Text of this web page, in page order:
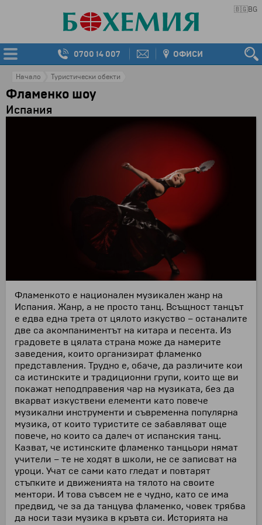
🇧🇬BG
0700 14 007 ОФИСИ
Начало Туристически обекти
Фламенко шоу
Испания
Фламенкото е национален музикален жанр на
Испания. Жанр, а не просто танц. Всъщност танцът
е едва една трета от цялото изкуство – останалите
две са акомпаниментът на китара и песента. Из
градовете в цялата страна може да намерите
заведения, които организират фламенко
представления. Трудно е, обаче, да различите кои
са истинските и традиционни групи, които ще ви
покажат неподправения чар на музиката, без да
вкарват изкуствени елементи като повече
музикални инструменти и съвременна популярна
музика, от които туристите се забавляват още
повече, но които са далеч от испанския танц.
Казват, че истинските фламенко танцьори нямат
учители – те не ходят в школи, не се записват на
уроци. Учат се сами като гледат и повтарят
стъпките и движенията на тялото на своите
ментори. И това съвсем не е чудно, като се има
предвид, че за да танцува фламенко, човек трябва
да носи тази музика в кръвта си. Историята на